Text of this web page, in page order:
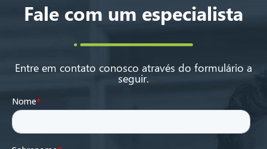
Fale com um especialista
Entre em contato conosco através do formulário a
seguir.